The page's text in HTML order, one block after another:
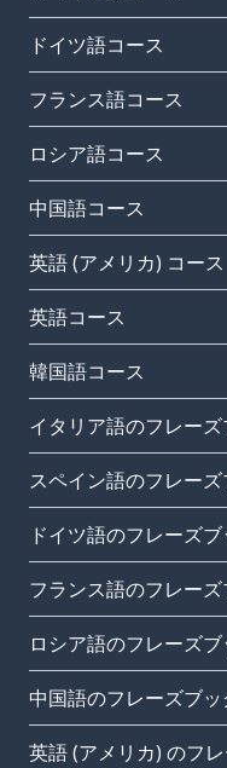
ドイツ語コース
フランス語コース
ロシア語コース
中国語コース
英語 (アメリカ) コース
英語コース
韓国語コース
イタリア語のフレーズ
スペイン語のフレーズ
ドイツ語のフレーズブ
フランス語のフレーズ
ロシア語のフレーズブ
中国語のフレーズブッ
英語 (アメリカ) のフ